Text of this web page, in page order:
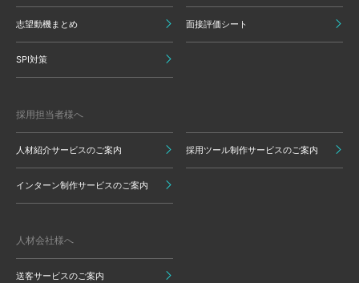
志望動機まとめ 面接評価シート
SPI対策
採用担当者様へ
人材紹介サービスのご案内 採用ツール制作サービスのご案内
インターン制作サービスのご案内
人材会社様へ
送客サービスのご案内